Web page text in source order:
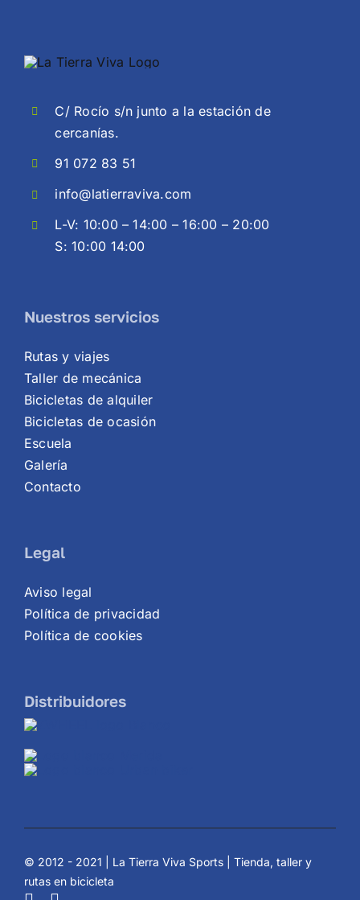
C/ Rocío s/n junto a la estación de
cercanías.
91 072 83 51
info@latierraviva.com
L-V: 10:00 – 14:00 – 16:00 – 20:00
S: 10:00 14:00
Nuestros servicios
Rutas y viajes
Taller de mecánica
Bicicletas de alquiler
Bicicletas de ocasión
Escuela
Galería
Contacto
Legal
Aviso legal
Política de privacidad
Política de cookies
Distribuidores
© 2012 - 2021 | La Tierra Viva Sports | Tienda, taller y
rutas en bicicleta